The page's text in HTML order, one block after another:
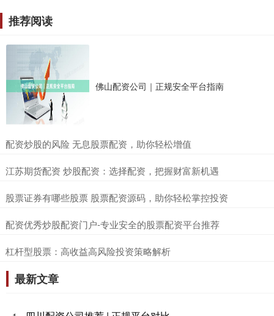
推荐阅读
佛山配资公司｜正规安全平台指南
​配资炒股的风险 无息股票配资，助你轻松增值
​江苏期货配资 炒股配资：选择配资，把握财富新机遇
​股票证券有哪些股票 股票配资源码，助你轻松掌控投资
​配资优秀炒股配资门户-专业安全的股票配资平台推荐
​杠杆型股票：高收益高风险投资策略解析
最新文章